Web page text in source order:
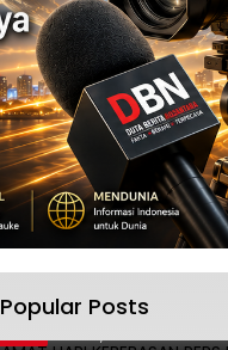
Popular Posts
1
INTERNASIONAL
Mei 3, 2025 224691